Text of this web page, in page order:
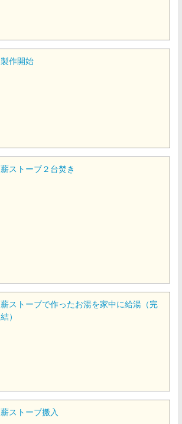
製作開始
薪ストーブ２台焚き
薪ストーブで作ったお湯を家中に給湯（完
結）
薪ストーブ搬入